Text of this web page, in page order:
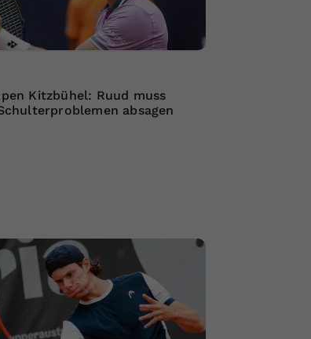
Kitzbühel: Ruud muss
absagen